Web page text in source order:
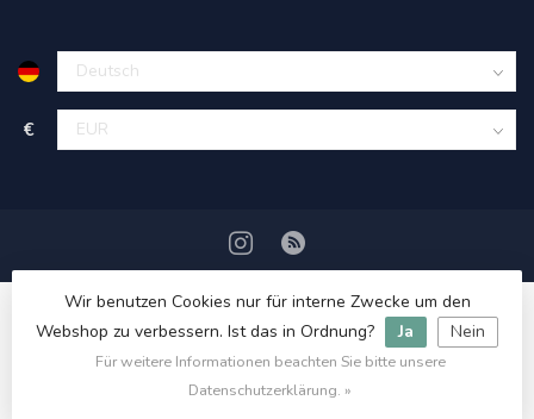
€
© Copyright 2026 HerbalDrogist.com
Wir benutzen Cookies nur für interne Zwecke um den
Webshop zu verbessern. Ist das in Ordnung?
Ja Nein
Für weitere Informationen beachten Sie bitte unsere
Datenschutzerklärung. »